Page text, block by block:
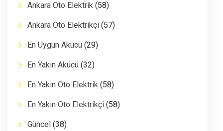
Ankara Oto Elektrik (58)
Ankara Oto Elektrikçi (57)
En Uygun Akücü (29)
En Yakın Akücü (32)
En Yakın Oto Elektrik (58)
En Yakın Oto Elektrikçi (58)
Güncel (38)